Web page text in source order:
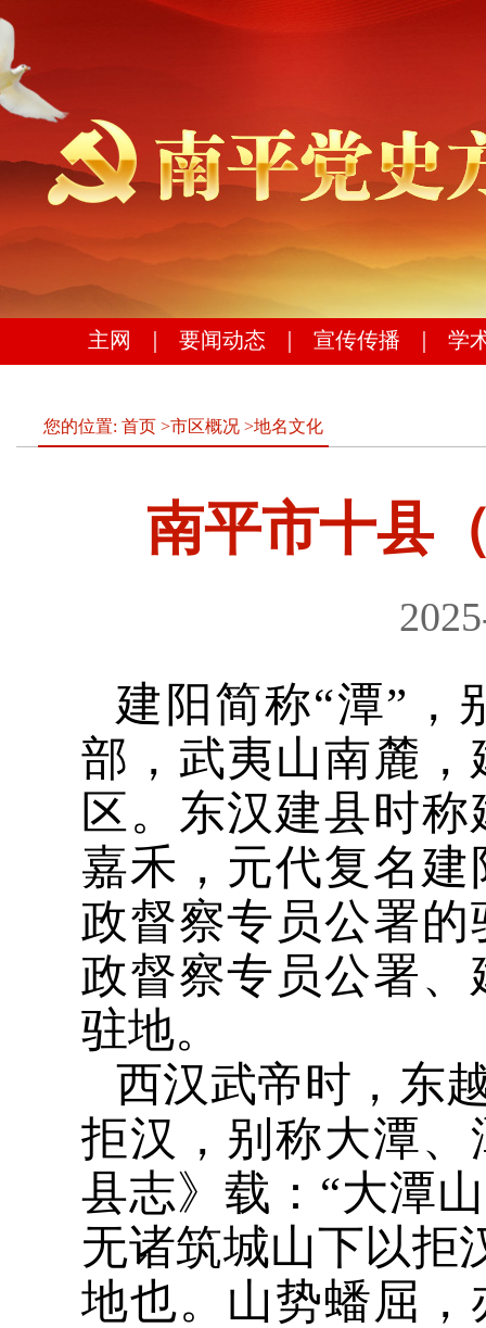
主网 要闻动态 宣传传播 学
您的位置: 首页 >市区概况 >地名文化
南平市十县
建阳简称“潭”，
部，武夷山南麓
区。东汉建县时
嘉禾，元代复名
政督察专员公署
政督察专员公署
驻地。
西汉武帝时，东
拒汉，别称大潭
县志》载：“大潭
无诸筑城山下以拒
地也。山势蟠屈